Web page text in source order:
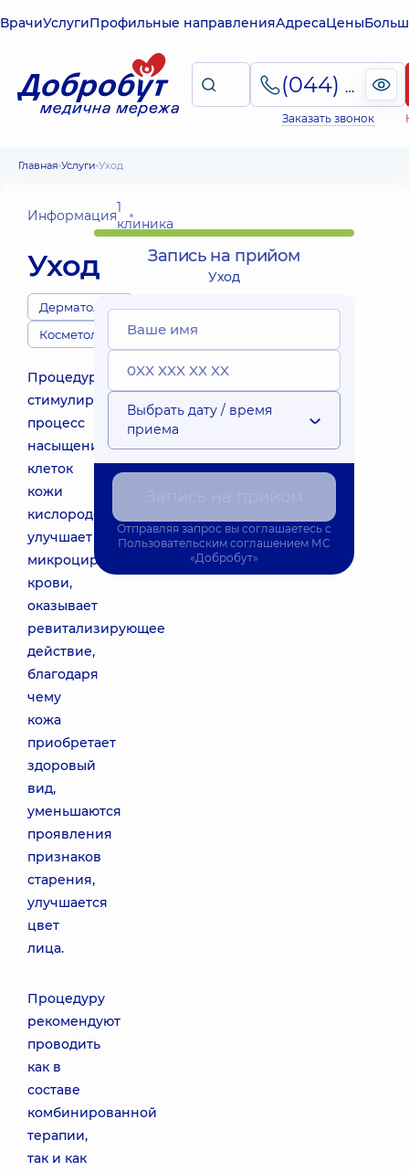
ВрачиУслугиПрофильные направленияАдресаЦены
(044) 495-2-888
Заказать звонок
Главная Услуги Уход
Информация1
клиника
Уход
Дерматологи
Косметологи
Процедура
стимулирует
процесс
насыщения
клеток
кожи
кислородом,
улучшает
микроциркуляцию
крови,
оказывает
ревитализирующее
действие,
благодаря
чему
кожа
приобретает
здоровый
вид,
уменьшаются
проявления
признаков
старения,
улучшается
цвет
лица.
Процедуру
рекомендуют
проводить
как в
составе
комбинированной
терапии,
так и как
Запись на прийом
Уход
Выбрать дату / время
приема
Отправляя запрос вы соглашаетесь с
Пользовательским соглашением МС
«Добробут»